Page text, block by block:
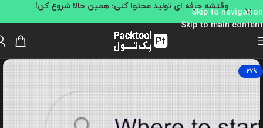
Skip to navigation
Skip to main content
وقتشه حرفه ای تولید محتوا کنی؛ همین حالا شروع کن!
-27%